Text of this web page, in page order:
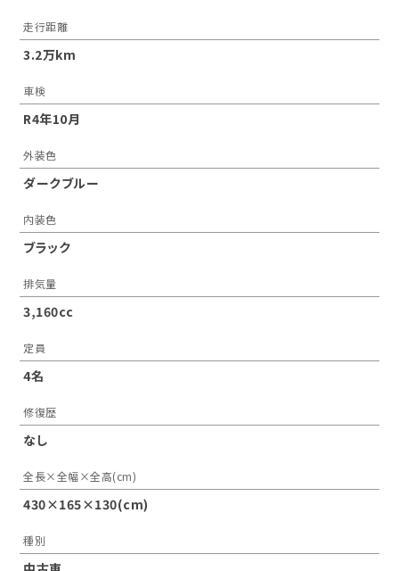
走行距離
3.2万km
車検
R4年10月
外装色
ダークブルー
内装色
ブラック
排気量
3,160cc
定員
4名
修復歴
なし
全長×全幅×全高(cm)
430×165×130(cm)
種別